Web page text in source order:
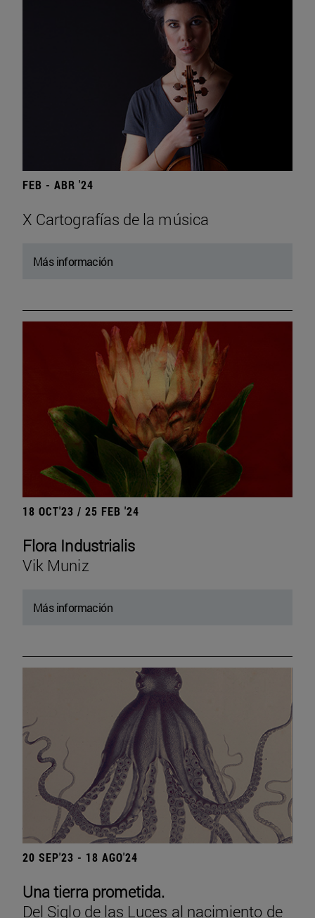
FEB - ABR '24
X Cartografías de la música
Más información
18 OCT'23 / 25 FEB '24
Flora Industrialis
Vik Muniz
Más información
20 SEP'23 - 18 AGO'24
Una tierra prometida.
Del Siglo de las Luces al nacimiento de